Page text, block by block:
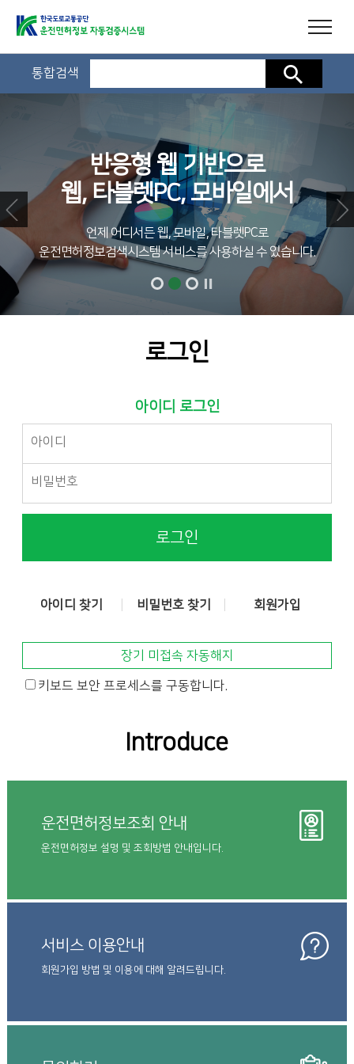
통합검색 검색
반응형 웹 기반으로
웹, 타블렛PC, 모바일에서
언제 어디서든 웹, 모바일, 타블렛PC로
운전면허정보검색시스템 서비스를 사용하실 수 있습니다.
로그인
아이디 로그인
로그인
아이디 찾기 비밀번호 찾기 회원가입
장기 미접속 자동해지
키보드 보안 프로세스를 구동합니다.
Introduce
운전면허정보조회 안내
운전면허정보 설명 및 조회방법 안내입니다.
서비스 이용안내
회원가입 방법 및 이용에 대해 알려드립니다.